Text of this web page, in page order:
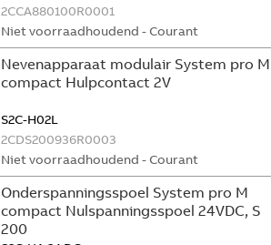
2CCA880100R0001
Niet voorraadhoudend - Courant
Nevenapparaat modulair System pro M
compact Hulpcontact 2V
S2C-H02L
2CDS200936R0003
Niet voorraadhoudend - Courant
Onderspanningsspoel System pro M
compact Nulspanningsspoel 24VDC, S
200